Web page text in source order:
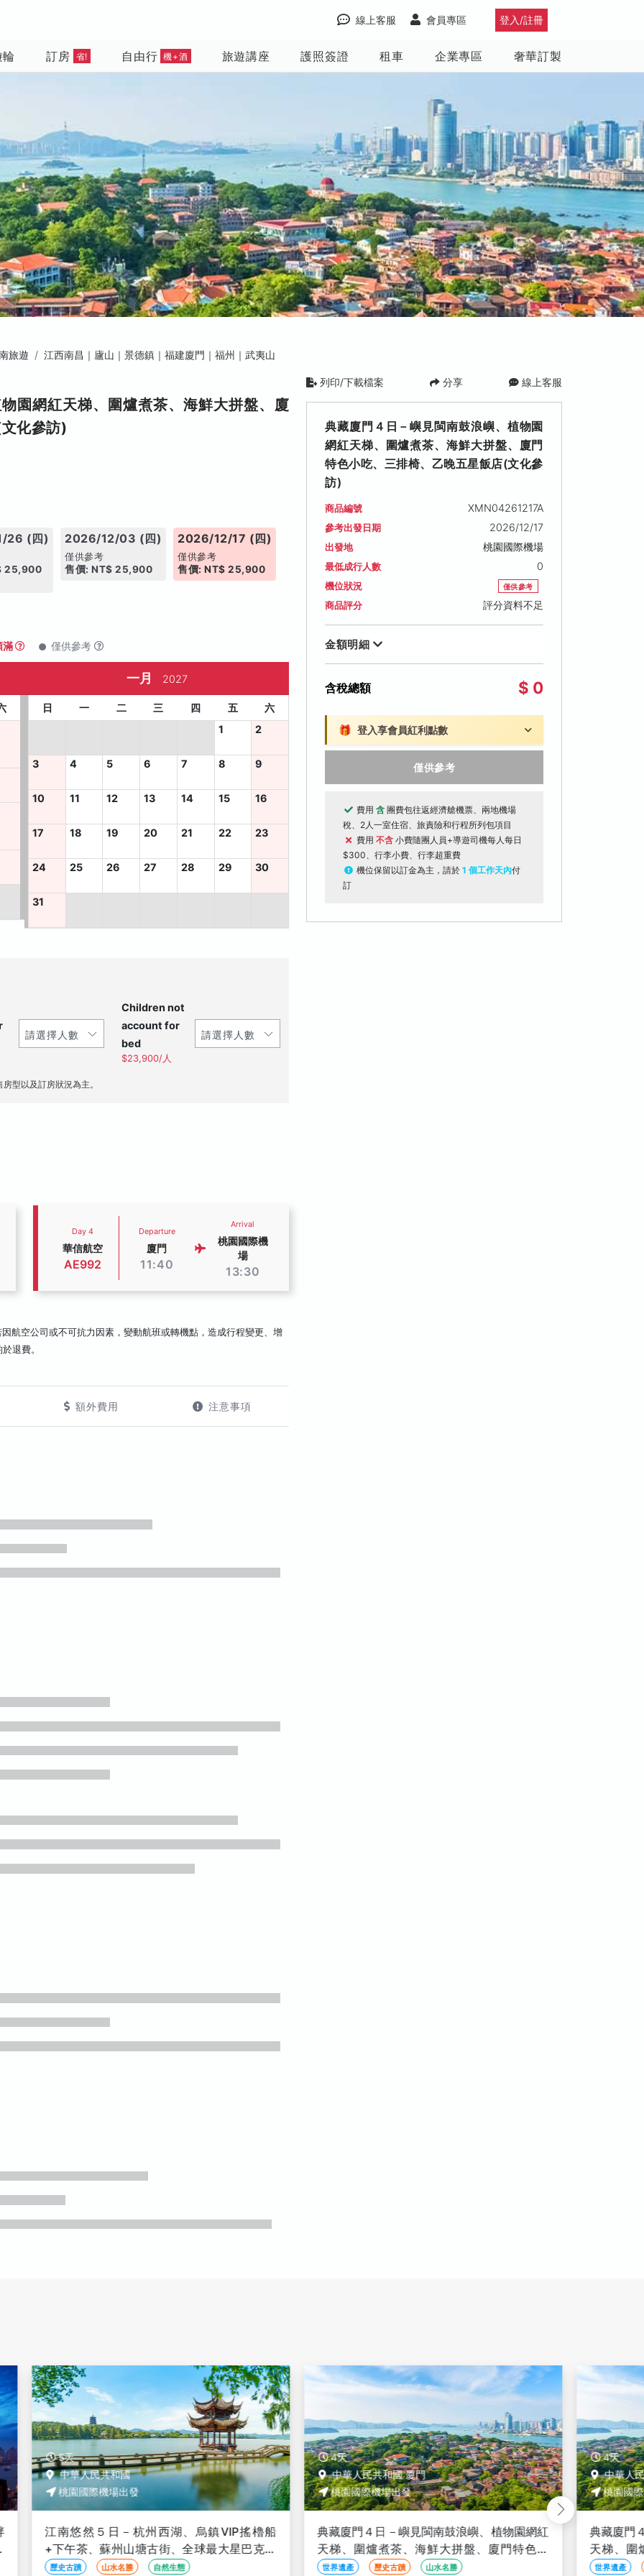
登入/註冊
會員專區
線上客服
訂房 省! 自由行 機+酒 旅遊講座 護照簽證 租車 企業專區 奢華訂製
旅遊 江西南昌｜廬山｜景德鎮｜福建廈門｜福州｜武夷山
園網紅天梯、圍爐煮茶、海鮮大拼盤、廈
化參訪)
26 (四)
25,900
2026/12/03 (四)
僅供參考
售價: NT$ 25,900
2026/12/17 (四)
僅供參考
售價: NT$ 25,900
滿 僅供參考
一月 2027
日 一 二 三 四 五
六
1
2
3 4 5 6 7 8 9
10 11 12 13 14 15 16
17 18 19 20 21 22 23
24 25 26 27 28 29 30
31
Children not
account for
bed
$23,900/人
型以及訂房狀況為主。
Day 4
華信航空
AE992
Departure
廈門
11:40
Arrival
桃園國際機
場
13:30
航空公司或不可抗力因素，變動航班或轉機點，造成行程變更、增
退費。
額外費用 注意事項
列印/下載檔案 分享 線上客服
典藏廈門４日－嶼見閩南鼓浪嶼、植物園
網紅天梯、圍爐煮茶、海鮮大拼盤、廈門
特色小吃、三排椅、乙晚五星飯店(文化參
訪)
商品編號 XMN04261217A
參考出發日期 2026/12/17
出發地 桃園國際機場
最低成行人數 0
機位狀況 僅供參考
商品評分 評分資料不足
金額明細
含稅總額 $ 0
🎁 登入享會員紅利點數
僅供參考
費用 含 團費包往返經濟艙機票、兩地機場
稅、2人一室住宿、旅責險和行程所列包項目
費用 不含 小費隨團人員+導遊司機每人每日
$300、行李小費、行李超重費
機位保留以訂金為主，請於 1 個工作天內付
訂
5天
中華人民共和國
桃園國際機場出發
江南悠然５日－杭州西湖、烏鎮VIP搖櫓船
+下午茶、蘇州山塘古街、全球最大星巴克、
如夢上塘秀、國際品牌3晚(文化參訪)
歷史古蹟 山水名勝 自然生態
4天
中華人民共和國 廈門
桃園國際機場出發
典藏廈門４日－嶼見閩南鼓浪嶼、植物園網紅
天梯、圍爐煮茶、海鮮大拼盤、廈門特色小
吃、三排椅、乙晚五星飯店(文化參訪)
世界遺產 歷史古蹟 山水名勝
4天
中華人
桃園國
典藏廈門
天梯、圍
吃、三排
世界遺產